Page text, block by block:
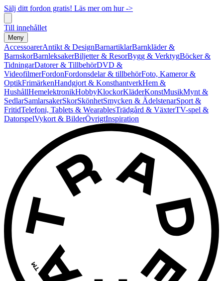
Sälj ditt fordon gratis! Läs mer om hur ->
Till innehållet
Meny
AccessoarerAntikt & DesignBarnartiklarBarnkläder &
BarnskorBarnleksakerBiljetter & ResorBygg & VerktygBöcker &
TidningarDatorer & TillbehörDVD &
VideofilmerFordonFordonsdelar & tillbehörFoto, Kameror &
OptikFrimärkenHandgjort & KonsthantverkHem &
HushållHemelektronikHobbyKlockorKläderKonstMusikMynt &
SedlarSamlarsakerSkorSkönhetSmycken & ÄdelstenarSport &
FritidTelefoni, Tablets & WearablesTrädgård & VäxterTV-spel &
DatorspelVykort & BilderÖvrigtInspiration